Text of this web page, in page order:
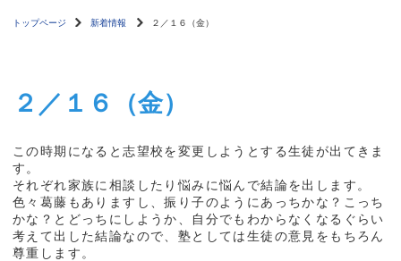
トップページ 新着情報 ２／１６（金）
２／１６（金）
この時期になると志望校を変更しようとする生徒が出てきま
す。
それぞれ家族に相談したり悩みに悩んで結論を出します。
色々葛藤もありますし、振り子のようにあっちかな？こっち
かな？とどっちにしようか、自分でもわからなくなるぐらい
考えて出した結論なので、塾としては生徒の意見をもちろん
尊重します。